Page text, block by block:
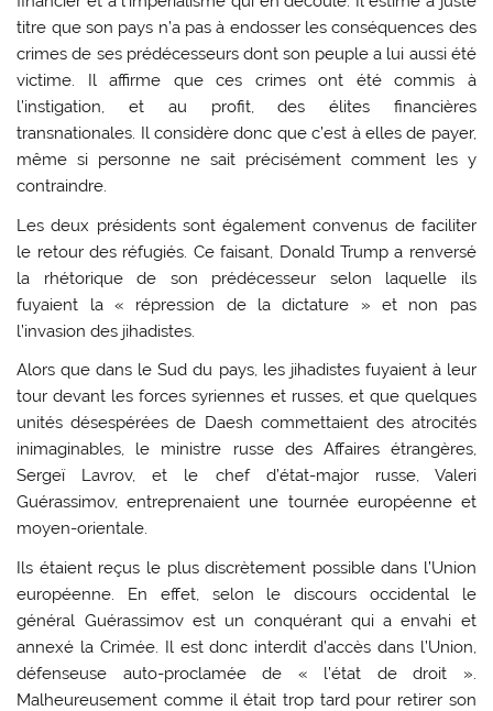
titre que son pays n’a pas à endosser les conséquences des
crimes de ses prédécesseurs dont son peuple a lui aussi été
victime. Il affirme que ces crimes ont été commis à
l’instigation, et au profit, des élites financières
transnationales. Il considère donc que c’est à elles de payer,
même si personne ne sait précisément comment les y
contraindre.
Les deux présidents sont également convenus de faciliter
le retour des réfugiés. Ce faisant, Donald Trump a renversé
la rhétorique de son prédécesseur selon laquelle ils
fuyaient la « répression de la dictature » et non pas
l’invasion des jihadistes.
Alors que dans le Sud du pays, les jihadistes fuyaient à leur
tour devant les forces syriennes et russes, et que quelques
unités désespérées de Daesh commettaient des atrocités
inimaginables, le ministre russe des Affaires étrangères,
Sergeï Lavrov, et le chef d’état-major russe, Valeri
Guérassimov, entreprenaient une tournée européenne et
moyen-orientale.
Ils étaient reçus le plus discrètement possible dans l’Union
européenne. En effet, selon le discours occidental le
général Guérassimov est un conquérant qui a envahi et
annexé la Crimée. Il est donc interdit d’accès dans l’Union,
défenseuse auto-proclamée de « l’état de droit ».
Malheureusement comme il était trop tard pour retirer son